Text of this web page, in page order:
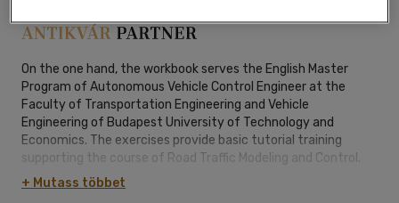
On the one hand, the workbook serves the English Master
Program of Autonomous Vehicle Control Engineer at the
Faculty of Transportation Engineering and Vehicle
Engineering of Budapest University of Technology and
Economics. The exercises provide basic tutorial training
supporting the course of Road Traffic Modeling and Control.
On the other hand, the traffic modeling and simulation basics
given in this book also lay the groundwork for practical and
+ Mutass többet